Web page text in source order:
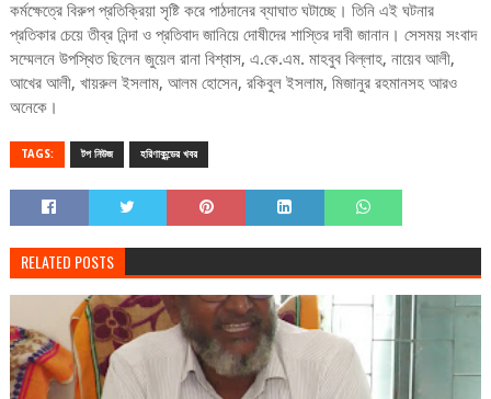
কর্মক্ষেত্রে বিরুপ প্রতিক্রিয়া সৃষ্টি করে পাঠদানের ব্যাঘাত ঘটাচ্ছে। তিনি এই ঘটনার
প্রতিকার চেয়ে তীব্র নিন্দা ও প্রতিবাদ জানিয়ে দোষীদের শাস্তির দাবী জানান। সেসময় সংবাদ
সম্মেলনে উপস্থিত ছিলেন জুয়েল রানা বিশ্বাস, এ.কে.এম. মাহবুব বিল্লাহ, নায়েব আলী,
আখের আলী, খায়রুল ইসলাম, আলম হোসেন, রকিবুল ইসলাম, মিজানুর রহমানসহ আরও
অনেকে।
TAGS: টপ নিউজ হরিণাকুন্ডের খবর
RELATED POSTS